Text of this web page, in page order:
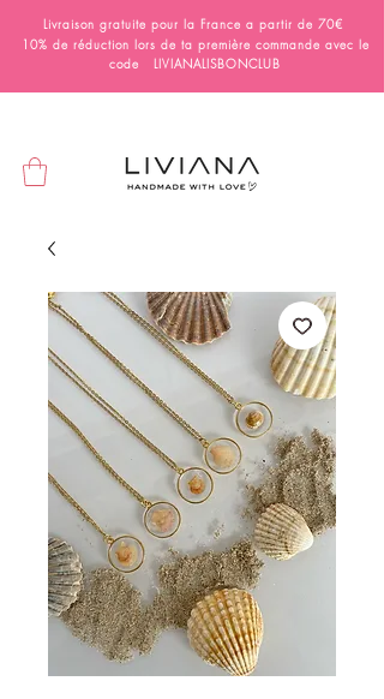
Livraison gratuite pour la France a partir de 70€
10% de réduction lors de ta première commande avec le
code LIVIANALISBONCLUB